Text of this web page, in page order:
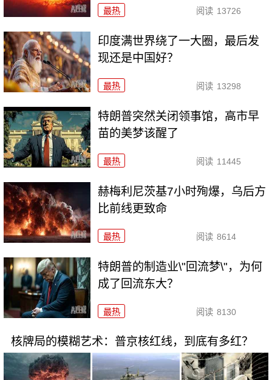
最热 阅读 13726
印度满世界绕了一大圈，最后发
现还是中国好？
最热 阅读 13298
特朗普突然关闭领事馆，高市早
苗的美梦该醒了
最热 阅读 11445
赫梅利尼茨基7小时殉爆，乌后方
比前线更致命
最热 阅读 8614
特朗普的制造业\"回流梦\"，为何
成了回流东大？
最热 阅读 8130
核牌局的模糊艺术：普京核红线，到底有多红？